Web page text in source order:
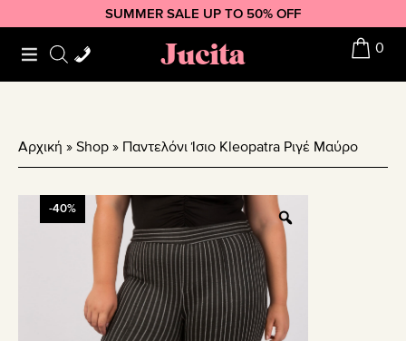
to
primary
to
main
to
footer
SUMMER SALE UP TO 50% OFF
Jucita 0
Αρχική » Shop » Παντελόνι Ίσιο Kleopatra Ριγέ Mαύρο
-40%